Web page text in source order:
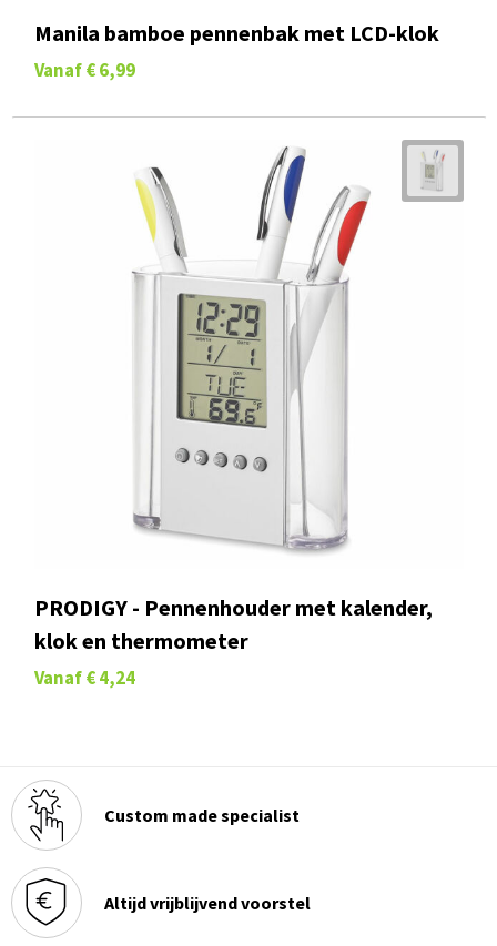
Manila bamboe pennenbak met LCD-klok
Vanaf € 6,99
PRODIGY - Pennenhouder met kalender,
klok en thermometer
Vanaf € 4,24
Custom made specialist
Altijd vrijblijvend voorstel